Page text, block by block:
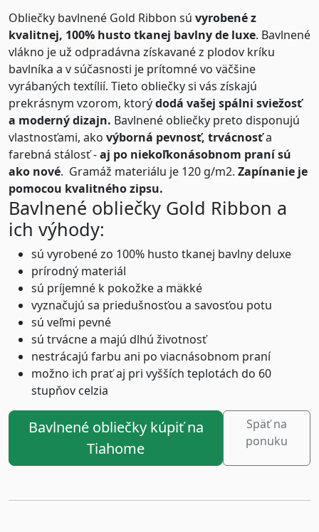
Obliečky bavlnené Gold Ribbon sú vyrobené z
kvalitnej, 100% husto tkanej bavlny de luxe. Bavlnené
vlákno je už odpradávna získavané z plodov kríku
bavlníka a v súčasnosti je prítomné vo väčšine
vyrábaných textílií. Tieto obliečky si vás získajú
prekrásnym vzorom, ktorýdodá vašej spálni sviežosť
a moderný dizajn. Bavlnené obliečky preto disponujú
vlastnosťami, ako výborná pevnosť, trvácnosťa
farebná stálosť -aj po niekoľkonásobnom praní sú
ako nové. Gramáž materiálu je 120 g/m2. Zapínanie je
pomocou kvalitného zipsu.
Bavlnené obliečky Gold Ribbon a
ich výhody:
sú vyrobené zo 100% husto tkanej bavlny deluxe
prírodný materiál
sú príjemné k pokožke a mäkké
vyznačujú sa priedušnosťou a savosťou potu
sú veľmi pevné
sú trvácne a majú dlhú životnosť
nestrácajú farbu ani po viacnásobnom praní
možno ich prať aj pri vyšších teplotách do 60
stupňov celzia
Bavlnené obliečky kúpiť na
Tiahome
Späť na
ponuku